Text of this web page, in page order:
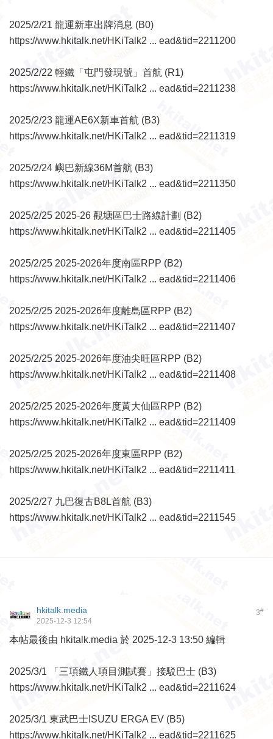
2025/2/21 龍運新車出牌消息 (B0)
https://www.hkitalk.net/HKiTalk2 ... ead&tid=2211200
2025/2/22 輕鐵「屯門發現號」首航 (R1)
https://www.hkitalk.net/HKiTalk2 ... ead&tid=2211238
2025/2/23 龍運AE6X新車首航 (B3)
https://www.hkitalk.net/HKiTalk2 ... ead&tid=2211319
2025/2/24 嶼巴新線36M首航 (B3)
https://www.hkitalk.net/HKiTalk2 ... ead&tid=2211350
2025/2/25 2025-26 觀塘區巴士路線計劃 (B2)
https://www.hkitalk.net/HKiTalk2 ... ead&tid=2211405
2025/2/25 2025-2026年度南區RPP (B2)
https://www.hkitalk.net/HKiTalk2 ... ead&tid=2211406
2025/2/25 2025-2026年度離島區RPP (B2)
https://www.hkitalk.net/HKiTalk2 ... ead&tid=2211407
2025/2/25 2025-2026年度油尖旺區RPP (B2)
https://www.hkitalk.net/HKiTalk2 ... ead&tid=2211408
2025/2/25 2025-2026年度黃大仙區RPP (B2)
https://www.hkitalk.net/HKiTalk2 ... ead&tid=2211409
2025/2/25 2025-2026年度東區RPP (B2)
https://www.hkitalk.net/HKiTalk2 ... ead&tid=2211411
2025/2/27 九巴復古B8L首航 (B3)
https://www.hkitalk.net/HKiTalk2 ... ead&tid=2211545
3#
hkitalk.media
2025-12-3 12:54
本帖最後由 hkitalk.media 於 2025-12-3 13:50 編輯
2025/3/1 「三項鐵人項目測試賽」接駁巴士 (B3)
https://www.hkitalk.net/HKiTalk2 ... ead&tid=2211624
2025/3/1 東武巴士ISUZU ERGA EV (B5)
https://www.hkitalk.net/HKiTalk2 ... ead&tid=2211625